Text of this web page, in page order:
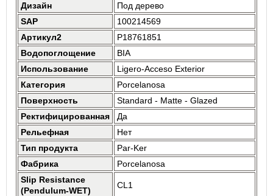
Дизайн
Под дерево
SAP
100214569
Артикул2
P18761851
Водопоглощение
BIA
Использование
Ligero-Acceso Exterior
Категория
Porcelanosa
Поверхность
Standard - Matte - Glazed
Ректифицированная
Да
Рельефная
Нет
Тип продукта
Par-Ker
Фабрика
Porcelanosa
Slip Resistance
(Pendulum-WET)
CL1